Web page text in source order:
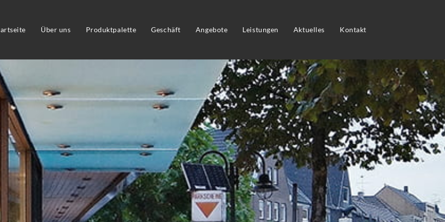
Über uns Produktpalette Geschäft Angebote Leistungen Aktuelles Kontakt